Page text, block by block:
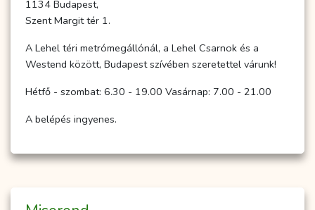
1134 Budapest,
Szent Margit tér 1.
A Lehel téri metrómegállónál, a Lehel Csarnok és a
Westend között, Budapest szívében szeretettel várunk!
Hétfő - szombat: 6.30 - 19.00 Vasárnap: 7.00 - 21.00
A belépés ingyenes.